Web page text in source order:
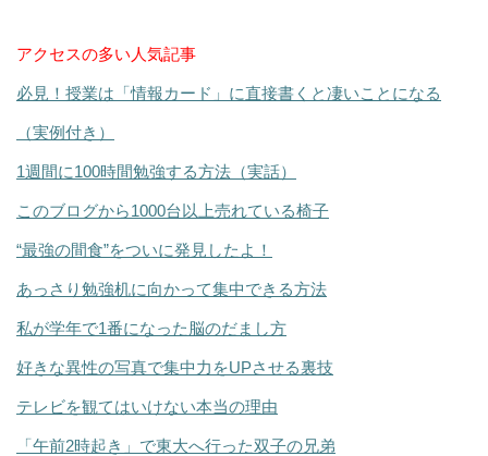
アクセスの多い人気記事
必見！授業は「情報カード」に直接書くと凄いことになる
（実例付き）
1週間に100時間勉強する方法（実話）
このブログから1000台以上売れている椅子
“最強の間食”をついに発見したよ！
あっさり勉強机に向かって集中できる方法
私が学年で1番になった脳のだまし方
好きな異性の写真で集中力をUPさせる裏技
テレビを観てはいけない本当の理由
「午前2時起き」で東大へ行った双子の兄弟